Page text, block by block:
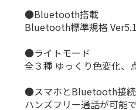
●Bluetooth搭載
Bluetooth標準規格
●ライトモード
全３種 ゆっくり色変化、
●スマホとBluetooth接
ハンズフリー通話が可能で